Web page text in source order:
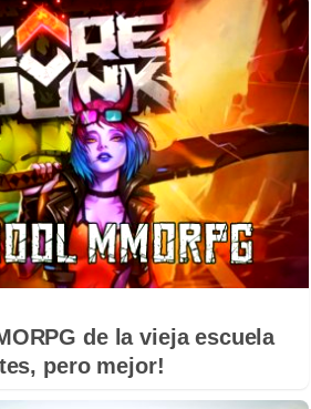
de la vieja escuela
pero mejor!